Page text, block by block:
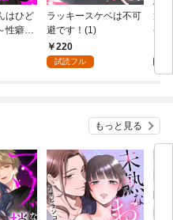
はひど
性癖マ
欲望の
たら
ラッキースケベは不可
避です！(1)
220
試読フル
放
(1)
もっと見る